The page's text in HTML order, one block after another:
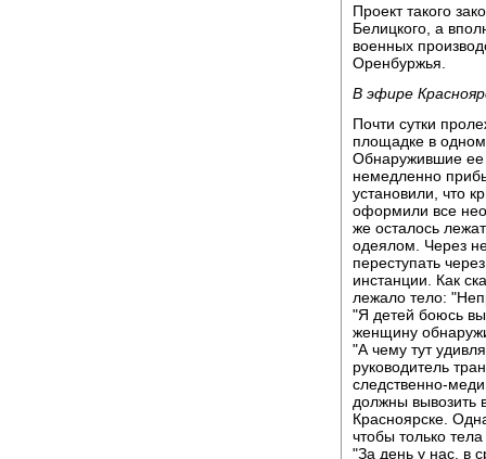
Проект такого
Белицкого, а
военных
Оренбуржья.
В эфире
Почти сутки
площадке в
Обнаружившие
немедленно
установили, что
оформили все
же осталось
одеялом. Через
переступать
инстанции. Как
лежало тело:
"Я детей боюсь
женщину
"А чему тут
руководитель
следственно-
должны вывозить
Красноярске.
чтобы только
"За день у нас, в